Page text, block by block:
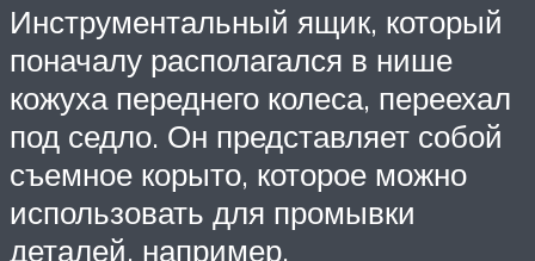
Инструментальный ящик, который
поначалу располагался в нише
кожуха переднего колеса, переехал
под седло. Он представляет собой
съемное корыто, которое можно
использовать для промывки
деталей, например.